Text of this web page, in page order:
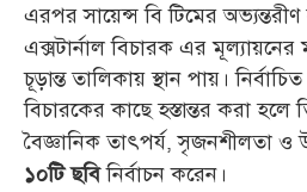
এরপর সায়েন্স বি টিমের
এক্সটার্নাল বিচারক এর মূল্যায়নের
চূড়ান্ত তালিকায় স্থান পায়।
বিচারকের কাছে হস্তান্তর করা
বৈজ্ঞানিক তাৎপর্য, সৃজনশীলতা ও
১০টি ছবিনির্বাচন করেন।